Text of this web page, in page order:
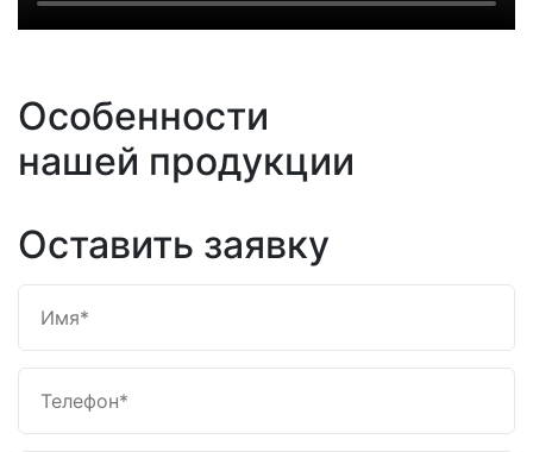
Особенности
нашей продукции
Оставить заявку